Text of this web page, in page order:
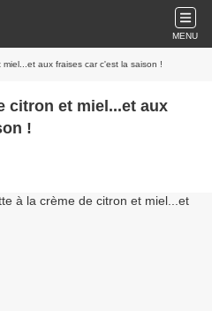
MENU
aux fraises car c'est la saison !
citron et miel...et aux
!